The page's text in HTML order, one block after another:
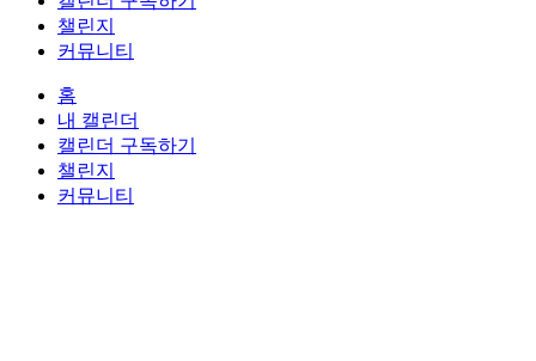
챌린지
커뮤니티
홈
내 캘린더
캘린더 구독하기
챌린지
커뮤니티